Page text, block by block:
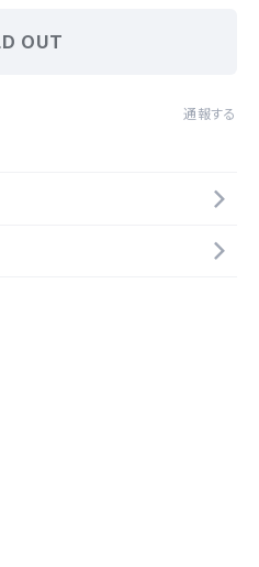
OUT
通報する